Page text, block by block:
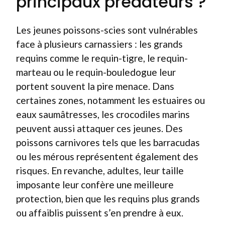
Les jeunes poissons-scies sont vulnérables
face à plusieurs carnassiers : les grands
requins comme le requin-tigre, le requin-
marteau ou le requin-bouledogue leur
portent souvent la pire menace. Dans
certaines zones, notamment les estuaires ou
eaux saumâtresses, les crocodiles marins
peuvent aussi attaquer ces jeunes. Des
poissons carnivores tels que les barracudas
ou les mérous représentent également des
risques. En revanche, adultes, leur taille
imposante leur confère une meilleure
protection, bien que les requins plus grands
ou affaiblis puissent s’en prendre à eux.